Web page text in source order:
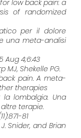
low back pain: a
of randomized
per il dolore
una meta-analisi
Aug 4;6:43
MJ, Shekelle PG.
pain. A meta-
therapies
lombalgia. Una
terapie.
81
Snider, and Brian